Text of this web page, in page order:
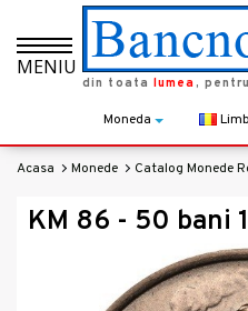
MENIU
din toata lumea ,
Moneda
Acasa Monede
Catalog Monede
KM 86 - 50 bani